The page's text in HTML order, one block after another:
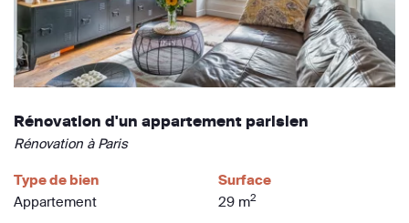
Rénovation d'un appartement parisien
Rénovation à Paris
Type de bien
Appartement
Surface
29 m2